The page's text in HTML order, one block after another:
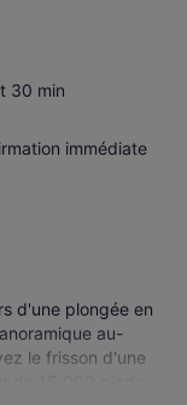
30 min
immédiate
d'une plongée en
au-
le frisson d'une